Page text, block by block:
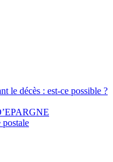
le décès : est-ce possible ?
postale